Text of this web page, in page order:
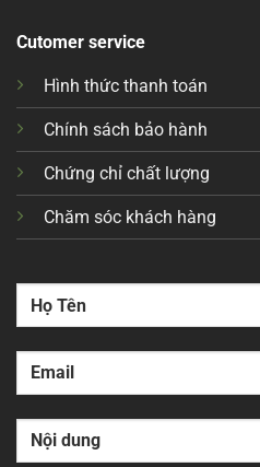
Cutomer service
Hình thức thanh toán
Chính sách bảo hành
Chứng chỉ chất lượng
Chăm sóc khách hàng